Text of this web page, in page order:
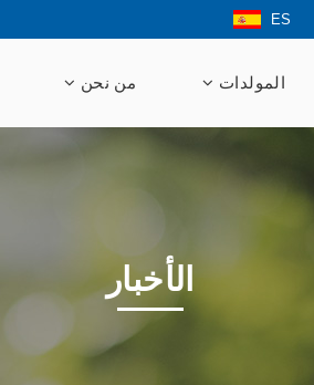
ES
من نحن المولدات
الأخبار